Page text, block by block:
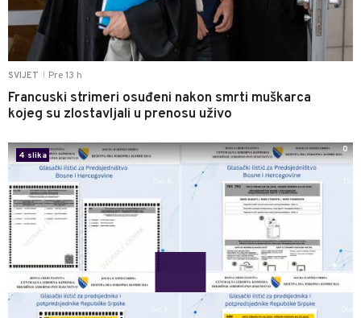
SVIJET Pre 13 h
Francuski strimeri osuđeni nakon smrti muškarca
kojeg su zlostavljali u prenosu uživo
4 slika
0